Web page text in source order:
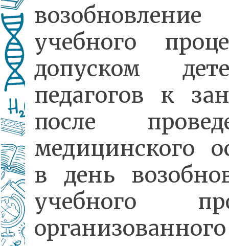
возобновление
учебного
допуском
педагогов к
после
медицинского
в день
учебного